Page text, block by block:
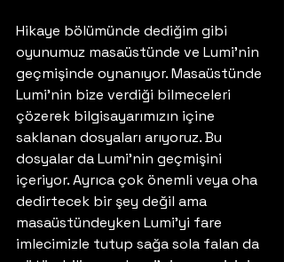
Hikaye bölümünde dediğim gibi
oyunumuz masaüstünde ve Lumi'nin
geçmişinde oynanıyor. Masaüstünde
Lumi'nin bize verdiği bilmeceleri
çözerek bilgisayarımızın içine
saklanan dosyaları arıyoruz. Bu
dosyalar da Lumi'nin geçmişini
içeriyor. Ayrıca çok önemli veya oha
dedirtecek bir şey değil ama
masaüstündeyken Lumi'yi fare
imlecimizle tutup sağa sola falan da